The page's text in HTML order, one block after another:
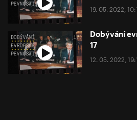
19. 05. 2022,
Dobývání
17
12. 05. 2022,